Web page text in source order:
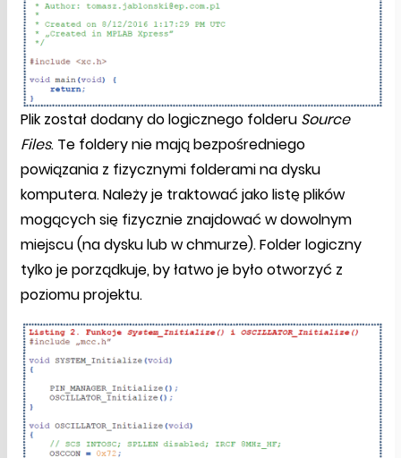
Plik został dodany do logicznego folderu Source
Files. Te foldery nie mają bezpośredniego
powiązania z fizycznymi folderami na dysku
komputera. Należy je traktować jako listę plików
mogących się fizycznie znajdować w dowolnym
miejscu (na dysku lub w chmurze). Folder logiczny
tylko je porządkuje, by łatwo je było otworzyć z
poziomu projektu.